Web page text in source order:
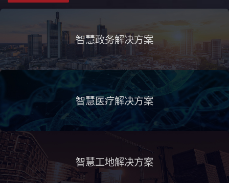
智慧政务解决方案
智慧医疗解决方案
智慧工地解决方案